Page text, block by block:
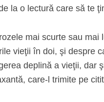
la o lectură care să te
mai scurte sau mai
vieţii în doi, şi despre
deplină a vieţii, dar
care-l trimite pe